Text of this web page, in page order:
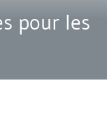
pour les